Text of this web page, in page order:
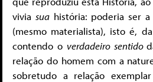
vivia suahistória: poderia ser a
(mesmo materialista), isto é, da
contendo o verdadeiro sentido
relação do homem com a
sobretudo a relação